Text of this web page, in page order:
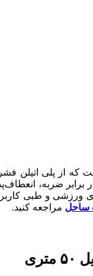
که از پلی اتیلن
ضربه،
و طبی کاربرد
ساحل مراجعه کنید.